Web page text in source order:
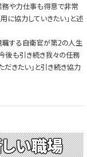
務や力仕事も得意で非常
に協力していきたい」と述
職する自衛官が第2の人生
後も引き続き我々の任務
きたい」と引き続き協力
しい職場